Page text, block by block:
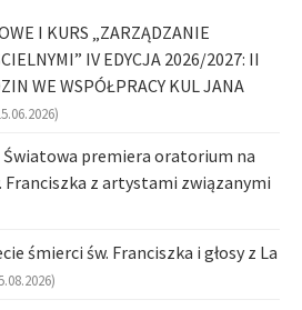
I KURS „ZARZĄDZANIE
IV EDYCJA 2026/2027: II
WE WSPÓŁPRACY KUL JANA
Światowa premiera oratorium na
Franciszka z artystami związanymi
śmierci św. Franciszka i głosy z La